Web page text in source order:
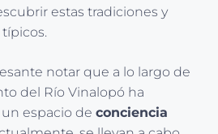
estas tradiciones y
notar que a lo largo de
del Río Vinalopó ha
espacio de conciencia